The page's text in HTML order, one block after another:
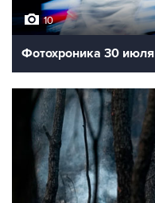
10
Фотохроника 30 июля